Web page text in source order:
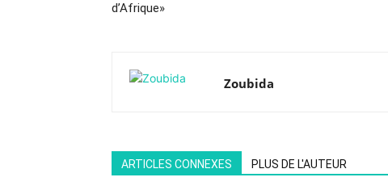
d’Afrique»
Zoubida
ARTICLES CONNEXES PLUS DE L'AUTEUR